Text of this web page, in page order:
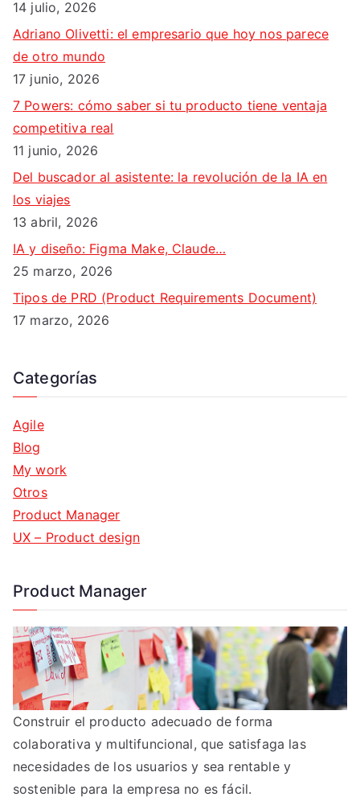
14 julio, 2026
Adriano Olivetti: el empresario que hoy nos parece
de otro mundo
17 junio, 2026
7 Powers: cómo saber si tu producto tiene ventaja
competitiva real
11 junio, 2026
Del buscador al asistente: la revolución de la IA en
los viajes
13 abril, 2026
IA y diseño: Figma Make, Claude…
25 marzo, 2026
Tipos de PRD (Product Requirements Document)
17 marzo, 2026
Categorías
Agile
Blog
My work
Otros
Product Manager
UX – Product design
Product Manager
Construir el producto adecuado de forma
colaborativa y multifuncional, que satisfaga las
necesidades de los usuarios y sea rentable y
sostenible para la empresa no es fácil.